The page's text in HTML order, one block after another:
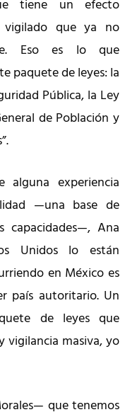
tiene un efecto
vigilado que ya no
Eso es lo que
paquete de leyes: la
Pública, la Ley
de Población y
experiencia
—una base de
capacidades—, Ana
Unidos lo están
en México es
país autoritario. Un
de leyes que
vigilancia masiva, yo
que tenemos